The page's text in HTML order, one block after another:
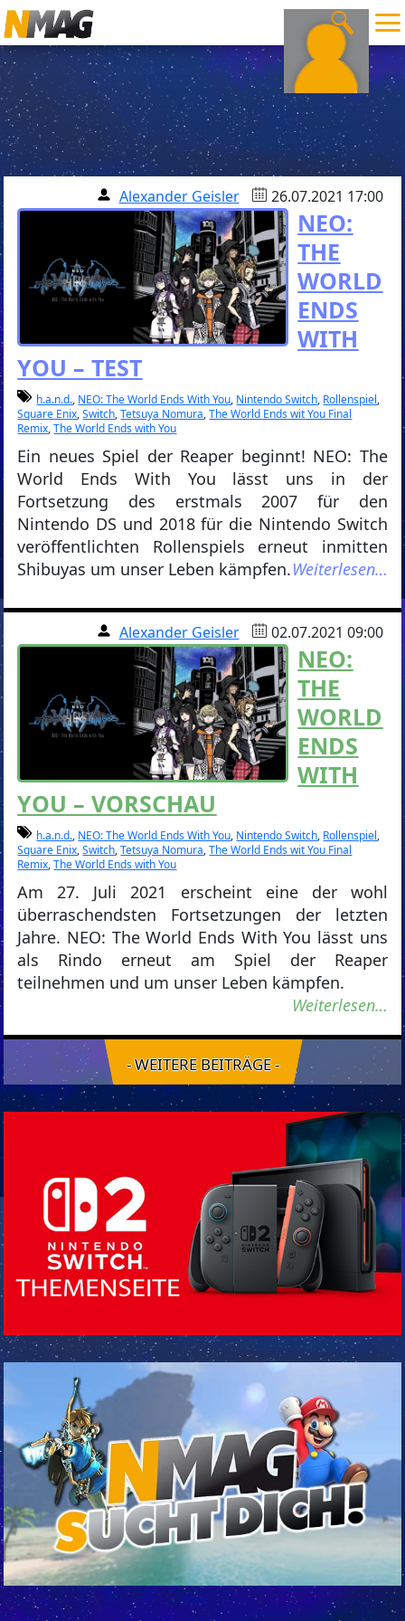
Alexander Geisler 26.07.2021 17:00
NEO:
THE
WORLD
ENDS
WITH
YOU – TEST
h.a.n.d., NEO: The World Ends With You, Nintendo Switch, Rollenspiel,
Square Enix,Switch,Tetsuya Nomura,The World Ends wit You Final
Remix,The World Ends with You
Ein neues Spiel der Reaper beginnt! NEO: The
World Ends With You lässt uns in der
Fortsetzung des erstmals 2007 für den
Nintendo DS und 2018 für die Nintendo Switch
veröffentlichten Rollenspiels erneut inmitten
Shibuyas um unser Leben kämpfen.Weiterlesen…
Alexander Geisler 02.07.2021 09:00
NEO:
THE
WORLD
ENDS
WITH
YOU – VORSCHAU
h.a.n.d., NEO: The World Ends With You, Nintendo Switch, Rollenspiel,
Square Enix,Switch,Tetsuya Nomura,The World Ends wit You Final
Remix,The World Ends with You
Am 27. Juli 2021 erscheint eine der wohl
überraschendsten Fortsetzungen der letzten
Jahre. NEO: The World Ends With You lässt uns
als Rindo erneut am Spiel der Reaper
teilnehmen und um unser Leben kämpfen.
Weiterlesen…
- WEITERE BEITRÄGE -